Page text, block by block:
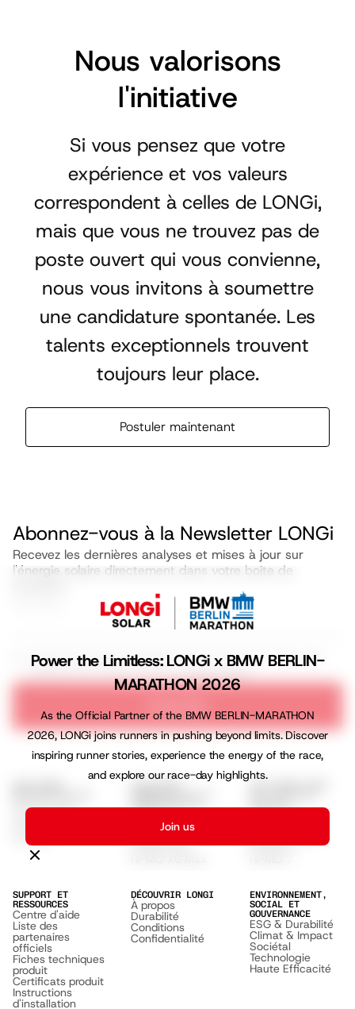
Power the Limitless: LONGi x BMW BERLIN-
MARATHON 2026
As the Official Partner of the BMW BERLIN-MARATHON
2026, LONGi joins runners in pushing beyond limits. Discover
inspiring runner stories, experience the energy of the race,
and explore our race-day highlights.
Join us
Nous valorisons
l'initiative
Si vous pensez que votre
expérience et vos valeurs
correspondent à celles de LONGi,
mais que vous ne trouvez pas de
poste ouvert qui vous convienne,
nous vous invitons à soumettre
une candidature spontanée. Les
talents exceptionnels trouvent
toujours leur place.
Postuler maintenant
Abonnez-vous à la Newsletter LONGi
Recevez les dernières analyses et mises à jour sur
l'énergie solaire directement dans votre boîte de
I agree to receive marketing emails with news, offers, and
Série EcoLife
Programme
EcoLife
Commerciales
Hi-MO S10 Hi-MO 9
SUPPORT ET
RESSOURCES
Centre d'aide
Liste des
partenaires
officiels
Fiches techniques
produit
Certificats produit
Instructions
d'installation
DÉCOUVRIR LONGI
À propos
Durabilité
Conditions
Confidentialité
ENVIRONNEMENT,
SOCIAL ET
GOUVERNANCE
ESG & Durabilité
Climat & Impact
Sociétal
Technologie
Haute Efficacité